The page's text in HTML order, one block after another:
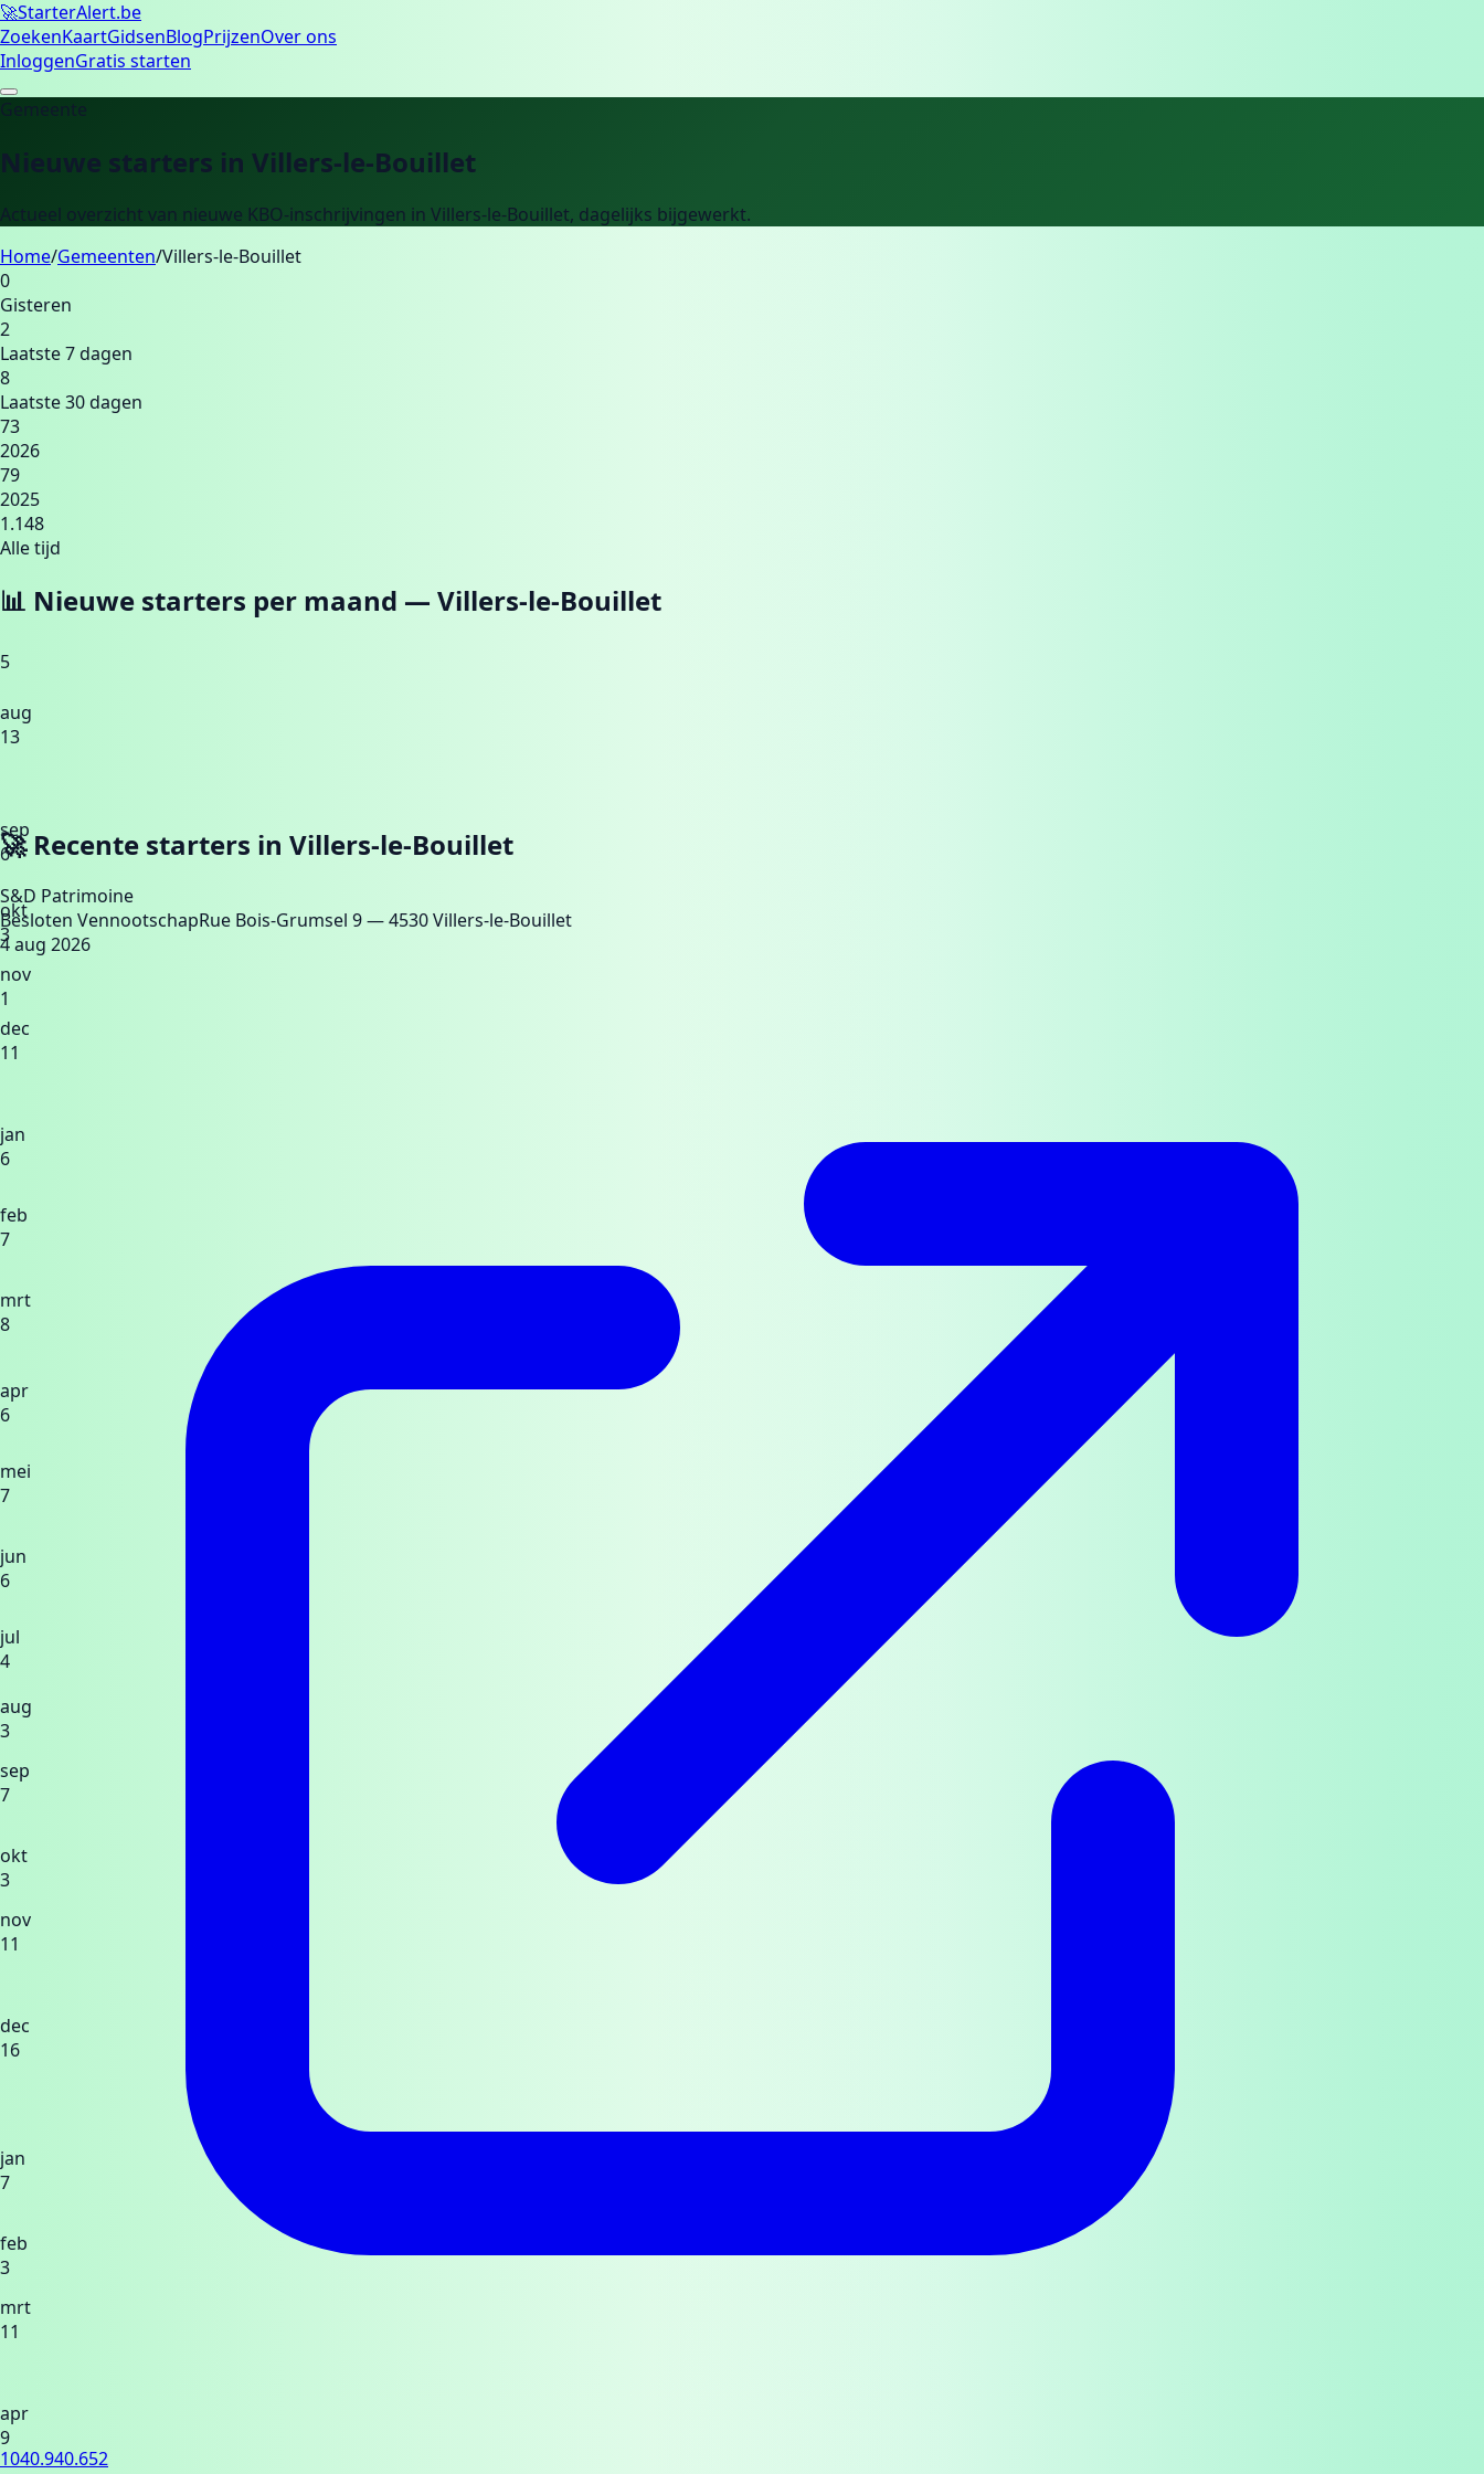
🚀StarterAlert.be
ZoekenKaartGidsenBlogPrijzenOver ons
InloggenGratis starten
Gemeente
Nieuwe starters in Villers-le-Bouillet
Actueel overzicht van nieuwe KBO-inschrijvingen in Villers-le-Bouillet, dagelijks bijgewerkt.
Home/Gemeenten/Villers-le-Bouillet
0
Gisteren
2
Laatste 7 dagen
8
Laatste 30 dagen
73
2026
79
2025
1.148
Alle tijd
📊 Nieuwe starters per maand — Villers-le-Bouillet
5
aug
13
sep
6
okt
3
nov
1
dec
11
jan
6
feb
7
mrt
8
apr
6
mei
7
jun
6
jul
4
aug
3
sep
7
okt
3
nov
11
dec
16
jan
7
feb
3
mrt
11
apr
9
🚀 Recente starters in Villers-le-Bouillet
S&D Patrimoine
Besloten VennootschapRue Bois-Grumsel 9— 4530 Villers-le-Bouillet
4 aug 2026
1040.940.652